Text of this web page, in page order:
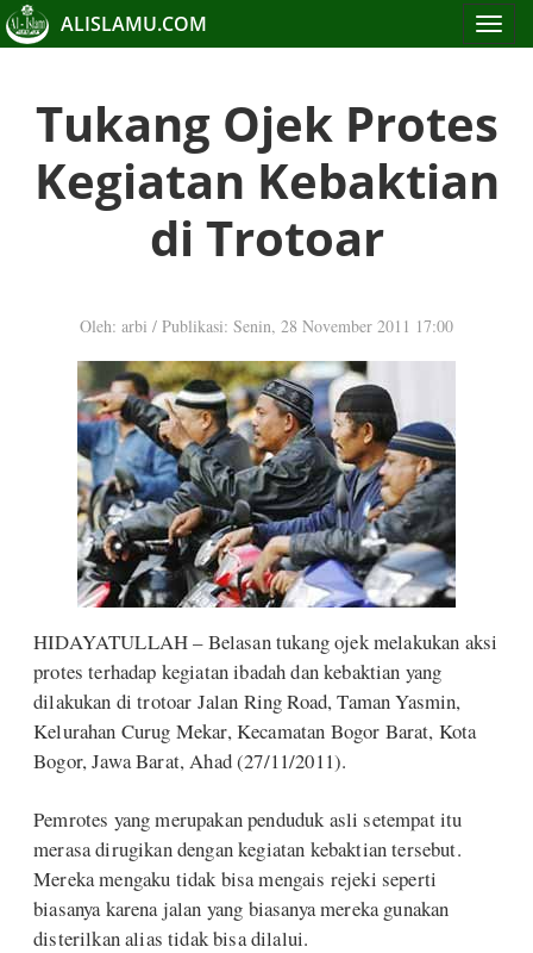
Toggle
ALISLAMU.COM
Tukang Ojek Protes
Kegiatan Kebaktian
di Trotoar
Oleh: arbi / Publikasi: Senin, 28 November 2011 17:00
HIDAYATULLAH – Belasan tukang ojek melakukan aksi
protes terhadap kegiatan ibadah dan kebaktian yang
dilakukan di trotoar Jalan Ring Road, Taman Yasmin,
Kelurahan Curug Mekar, Kecamatan Bogor Barat, Kota
Bogor, Jawa Barat, Ahad (27/11/2011).
Pemrotes yang merupakan penduduk asli setempat itu
merasa dirugikan dengan kegiatan kebaktian tersebut.
Mereka mengaku tidak bisa mengais rejeki seperti
biasanya karena jalan yang biasanya mereka gunakan
disterilkan alias tidak bisa dilalui.